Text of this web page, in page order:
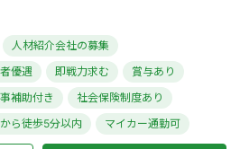
人材紹介会社の募集
優遇 即戦力求む
賞与あり
補助付き
社会保険制度あり
ら徒歩5分以内 マイカー通勤可